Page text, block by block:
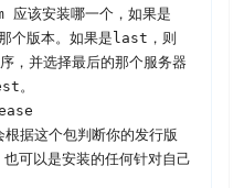
该安装哪一个，如果是
个版本。如果是last，则
，并选择最后的那个服务器
。
这个包判断你的发行版
以是安装的任何针对自己